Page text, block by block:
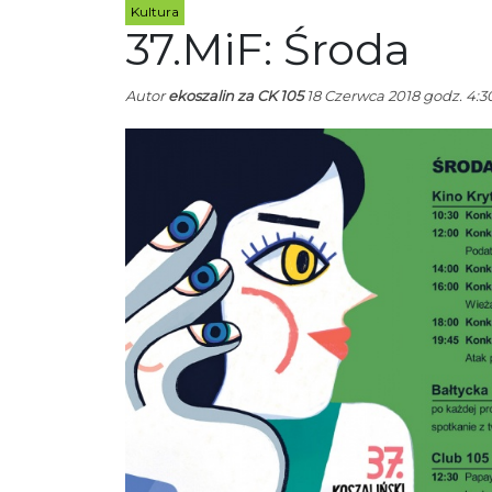
Kultura
37.MiF: Środa
Autorekoszalin za CK 10518 Czerwca 2018 godz.